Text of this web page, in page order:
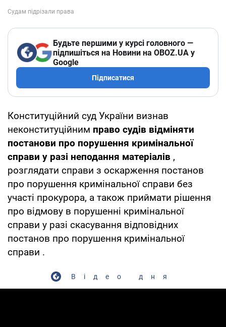
Будьте першими у курсі головного —
підпишіться на Новини на OBOZ.UA у
Google
Підписатися
Конституційний суд України визнав
неконституційним право судів відміняти
постанови про порушення кримінальної
справи у разі неподання матеріалів ,
розглядати справи з оскарження постанов
про порушення кримінальної справи без
участі прокурора, а також приймати рішення
про відмову в порушенні кримінальної
справи у разі скасування відповідних
постанов про порушення кримінальної
справи .
Відео дня